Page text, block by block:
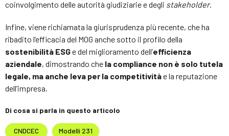
coinvolgimento delle autorità giudiziarie e degli stakeholder.
Infine, viene richiamata la giurisprudenza più recente, che ha
ribadito l’efficacia del MOG anche sotto il profilo della
sostenibilità ESGe del miglioramento dell’efficienza
aziendale, dimostrando che la compliance non è solo tutela
legale, ma anche leva per la competitivitàe la reputazione
dell’impresa.
Di cosa si parla in questo articolo
CNDCEC Modelli 231